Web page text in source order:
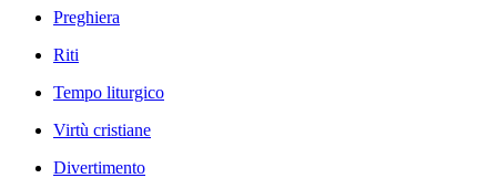
Preghiera
Riti
Tempo liturgico
Virtù cristiane
Divertimento